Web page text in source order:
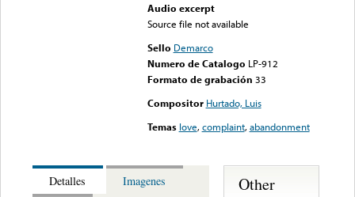
Audio excerpt
Source file not available
Sello Demarco
Numero de Catalogo LP-912
Formato de grabación 33
Compositor Hurtado, Luis
Temas love,complaint,abandonment
Detalles
Imagenes
Other